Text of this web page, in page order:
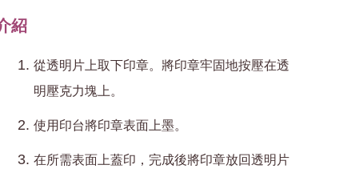
紹
從透明片上取下印章。將印章牢固地按壓在透
明壓克力塊上。
使用印台將印章表面上墨。
在所需表面上蓋印，完成後將印章放回透明片